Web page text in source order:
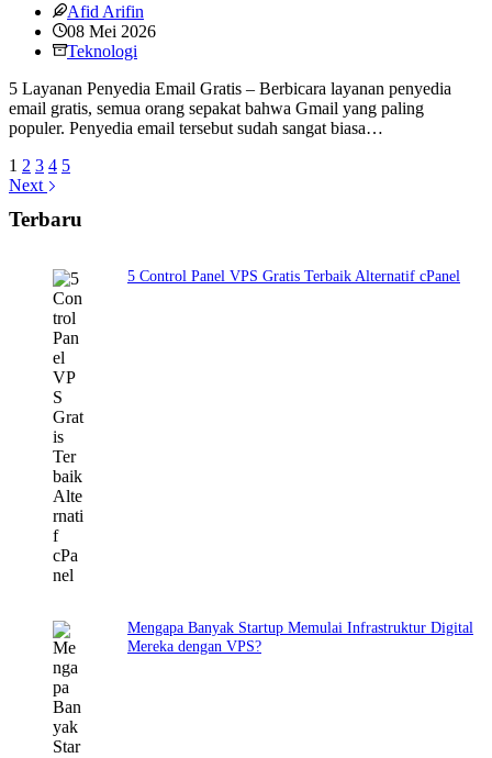
Afid Arifin
08 Mei 2026
Teknologi
5 Layanan Penyedia Email Gratis – Berbicara layanan penyedia
email gratis, semua orang sepakat bahwa Gmail yang paling
populer. Penyedia email tersebut sudah sangat biasa…
1 2 3 4 5
Next
Terbaru
5 Control Panel VPS Gratis Terbaik Alternatif cPanel
Mengapa Banyak Startup Memulai Infrastruktur Digital
Mereka dengan VPS?